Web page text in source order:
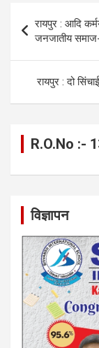
o
o
k
g
er
navigation
रायपुर : आदि
जनजातीय
रायपुर : दो
R.O.No :-
विज्ञापन